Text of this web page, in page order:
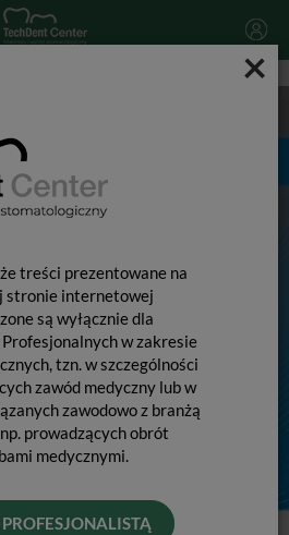
×
treści prezentowane na
stronie internetowej
są wyłącznie dla
w zakresie
tzn. w szczególności
zawód medyczny lub w
zawodowo z branżą
prowadzących obrót
medycznymi.